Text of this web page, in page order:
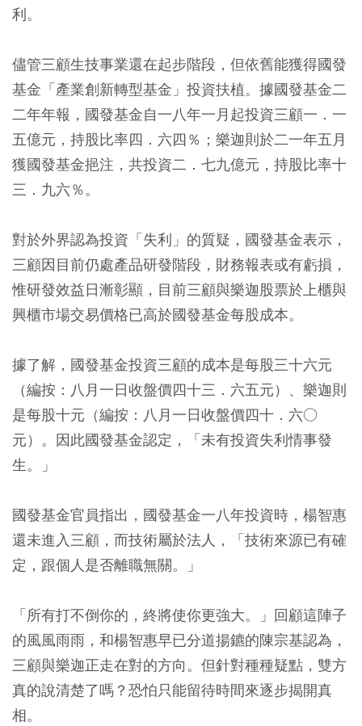
利。
儘管三顧生技事業還在起步階段，但依舊能獲得國發
基金「產業創新轉型基金」投資扶植。據國發基金二
二年年報，國發基金自一八年一月起投資三顧一．一
五億元，持股比率四．六四％；樂迦則於二一年五月
獲國發基金挹注，共投資二．七九億元，持股比率十
三．九六％。
對於外界認為投資「失利」的質疑，國發基金表示，
三顧因目前仍處產品研發階段，財務報表或有虧損，
惟研發效益日漸彰顯，目前三顧與樂迦股票於上櫃與
興櫃市場交易價格已高於國發基金每股成本。
據了解，國發基金投資三顧的成本是每股三十六元
（編按：八月一日收盤價四十三．六五元）、樂迦則
是每股十元（編按：八月一日收盤價四十．六○
元）。因此國發基金認定，「未有投資失利情事發
生。」
國發基金官員指出，國發基金一八年投資時，楊智惠
還未進入三顧，而技術屬於法人，「技術來源已有確
定，跟個人是否離職無關。」
「所有打不倒你的，終將使你更強大。」回顧這陣子
的風風雨雨，和楊智惠早已分道揚鑣的陳宗基認為，
三顧與樂迦正走在對的方向。但針對種種疑點，雙方
真的說清楚了嗎？恐怕只能留待時間來逐步揭開真
相。